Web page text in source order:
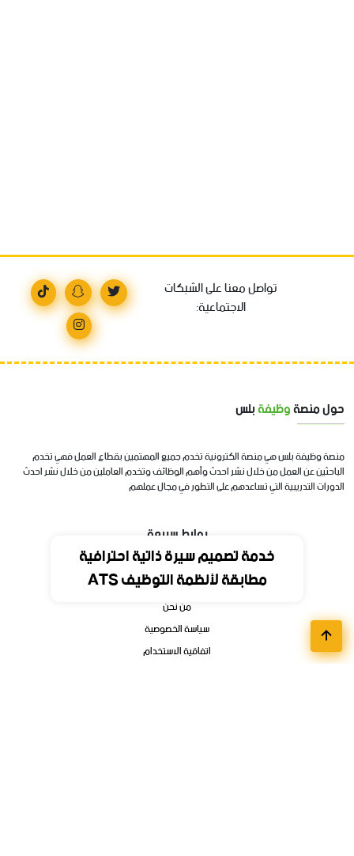
خدمة تصميم سيرة ذاتية احترافية
مطابقة لأنظمة التوظيف ATS
تواصل معنا على الشبكات
الاجتماعية:
حول منصةوظيفةبلس
منصة وظيفة بلس هي منصة الكترونية تخدم جميع المهتمين بقطاع العمل فهي تخدم
الباحثين عن العمل من خلال نشر احدث وأهم الوظائف وتخدم العاملين من خلال نشر احدث
الدورات التدريبية التي تساعدهم على التطور في مجال عملهم
روابط سريعة
الرئيسية
من نحن
سياسة الخصوصية
اتفاقية الاستخدام